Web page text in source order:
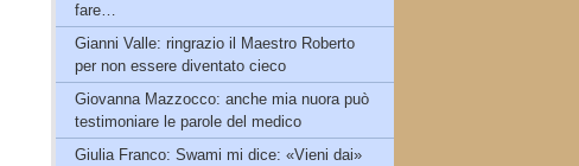
fare…
Gianni Valle: ringrazio il Maestro Roberto
per non essere diventato cieco
Giovanna Mazzocco: anche mia nuora può
testimoniare le parole del medico
Giulia Franco: Swami mi dice: «Vieni dai»